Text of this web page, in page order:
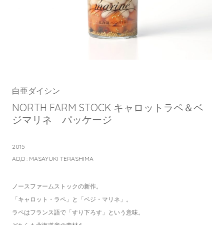
白亜ダイシン
NORTH FARM STOCK キャロットラペ＆ベ
ジマリネ パッケージ
2015
AD,D : MASAYUKI TERASHIMA
ノースファームストックの新作。
「キャロット・ラペ」と「ベジ・マリネ」。
ラペはフランス語で「すり下ろす」という意味。